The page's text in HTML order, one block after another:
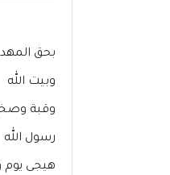
بحق
وبيت الله
وقبة
رسول الله
هيجى يوم